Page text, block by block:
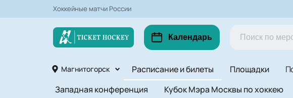
Хоккейные матчи России
Календарь
Магнитогорск Расписание и билеты Площадки
Западная конференция
Кубок Мэра Москвы по хоккею